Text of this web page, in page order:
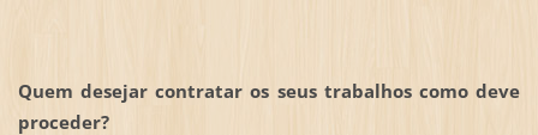
Quem desejar contratar os seus trabalhos como deve
proceder?